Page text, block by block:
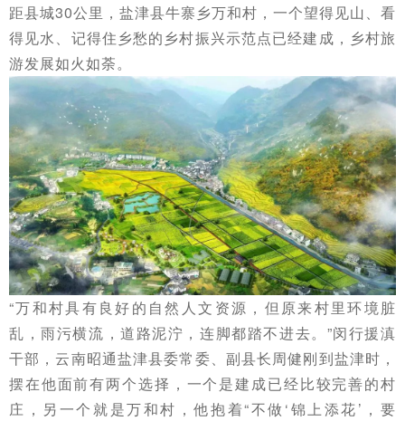
距县城30公里，盐津县牛寨乡万和村，一个望得见山、看
得见水、记得住乡愁的乡村振兴示范点已经建成，乡村旅
游发展如火如荼。
“万和村具有良好的自然人文资源，但原来村里环境脏
乱，雨污横流，道路泥泞，连脚都踏不进去。”闵行援滇
干部，云南昭通盐津县委常委、副县长周健刚到盐津时，
摆在他面前有两个选择，一个是建成已经比较完善的村
庄，另一个就是万和村，他抱着“不做‘锦上添花’，要